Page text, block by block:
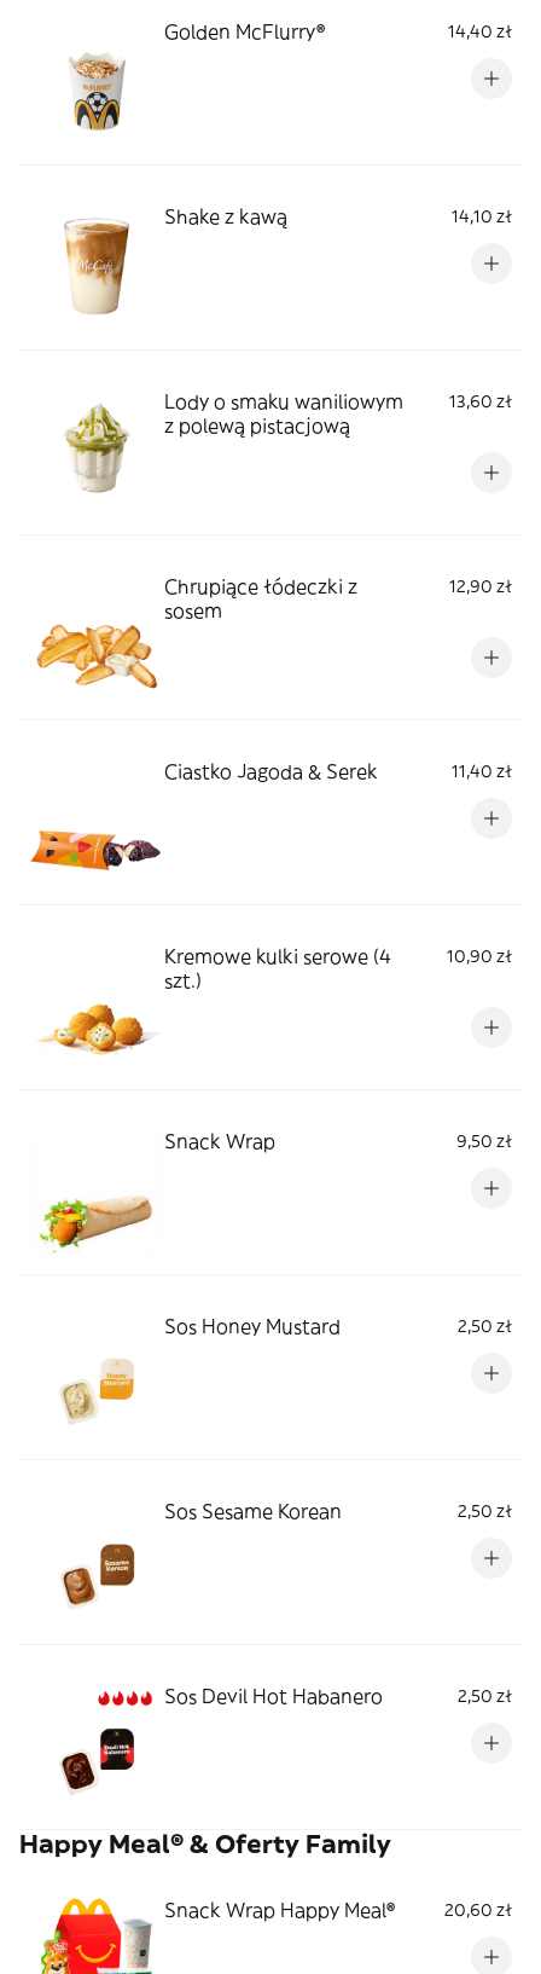
Golden McFlurry® 14,40 zł
Shake z kawą 14,10 zł
Lody o smaku waniliowym
z polewą pistacjową
13,60 zł
Chrupiące łódeczki z
sosem
12,90 zł
Ciastko Jagoda & Serek 11,40 zł
Kremowe kulki serowe (4
szt.)
10,90 zł
Snack Wrap 9,50 zł
Sos Honey Mustard 2,50 zł
Sos Sesame Korean 2,50 zł
Sos Devil Hot Habanero 2,50 zł
Happy Meal® & Oferty Family
Snack Wrap Happy Meal® 20,60 zł